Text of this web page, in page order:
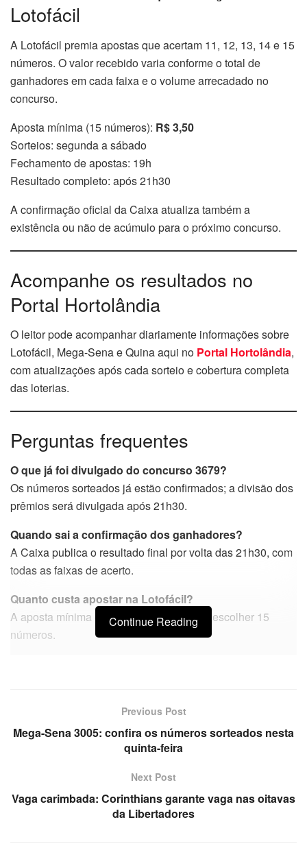
Lotofácil
A Lotofácil premia apostas que acertam 11, 12, 13, 14 e 15
números. O valor recebido varia conforme o total de
ganhadores em cada faixa e o volume arrecadado no
concurso.
Aposta mínima (15 números): R$ 3,50
Sorteios: segunda a sábado
Fechamento de apostas: 19h
Resultado completo: após 21h30
A confirmação oficial da Caixa atualiza também a
existência ou não de acúmulo para o próximo concurso.
Acompanhe os resultados no
Portal Hortolândia
O leitor pode acompanhar diariamente informações sobre
Lotofácil, Mega-Sena e Quina aqui no Portal Hortolândia,
com atualizações após cada sorteio e cobertura completa
das loterias.
Perguntas frequentes
O que já foi divulgado do concurso 3679?
Os números sorteados já estão confirmados; a divisão dos
prêmios será divulgada após 21h30.
Quando sai a confirmação dos ganhadores?
A Caixa publica o resultado final por volta das 21h30, com
todas as faixas de acerto.
Quanto custa apostar na Lotofácil?
A aposta mínima custa R$ 3,50 e permite escolher 15
números.
Continue Reading
Previous Post
Mega-Sena 3005: confira os números sorteados nesta
quinta-feira
Next Post
Vaga carimbada: Corinthians garante vaga nas oitavas
da Libertadores